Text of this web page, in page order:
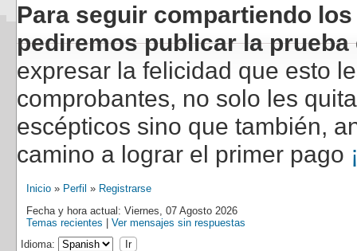
Para seguir compartiendo
pediremos publicar la
expresar la felicidad que esto
comprobantes, no solo les
escépticos sino que también,
camino a lograr el primer pago
Inicio » Perfil » Registrarse
Fecha y hora actual: Viernes, 07 Agosto 2026
Temas recientes
Ver mensajes sin respuestas
Idioma: